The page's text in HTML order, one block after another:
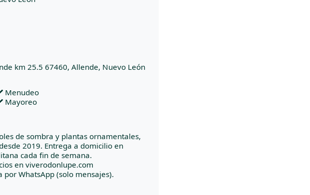
km 25.5 67460, Allende, Nuevo León
Menudeo
Mayoreo
de sombra y plantas ornamentales,
2019. Entrega a domicilio en
cada fin de semana.
en viverodonlupe.com
por WhatsApp (solo mensajes).